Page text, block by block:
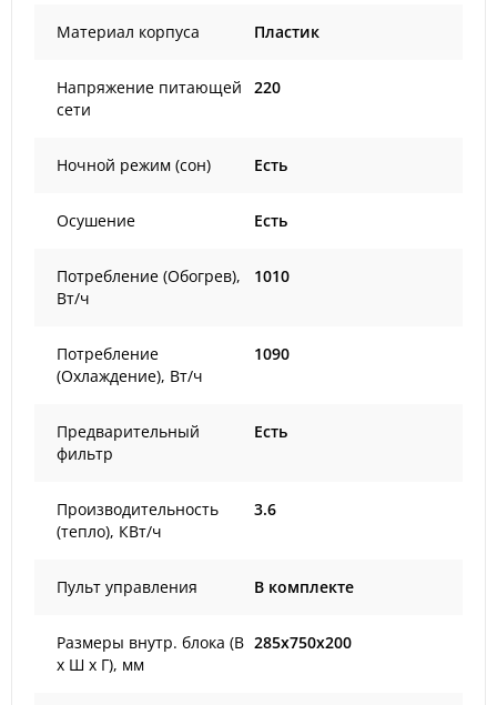
Материал корпуса Пластик
Напряжение питающей
сети
220
Ночной режим (сон) Есть
Осушение Есть
Потребление (Обогрев),
Вт/ч
1010
Потребление
(Охлаждение), Вт/ч
1090
Предварительный
фильтр
Есть
Производительность
(тепло), КВт/ч
3.6
Пульт управления В комплекте
Размеры внутр. блока (В
х Ш х Г), мм
285x750x200